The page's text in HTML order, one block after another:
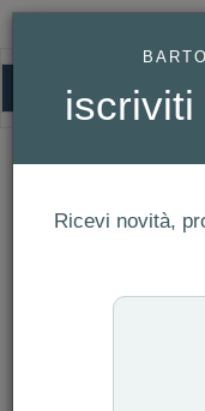
HOMEPAGE BRACCIALE
Bracciale
iscriviti
Ricevi novità,